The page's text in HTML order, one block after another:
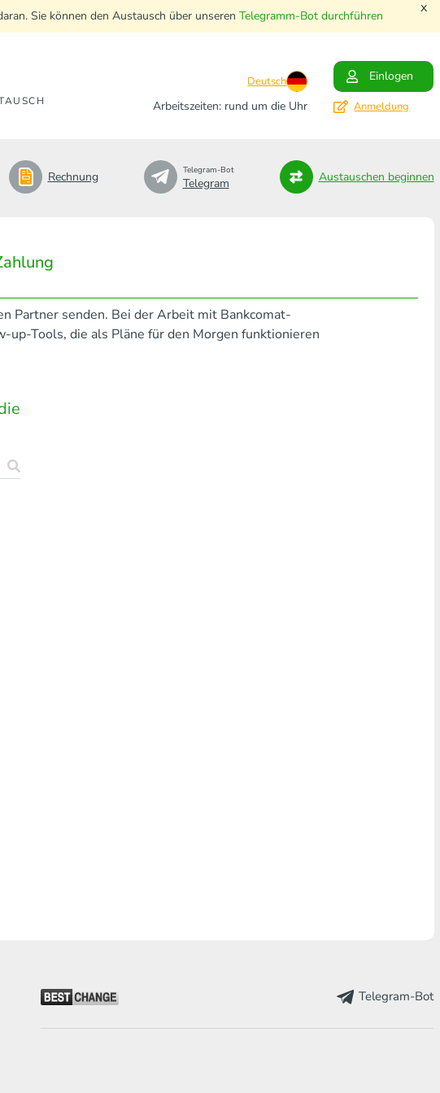
Sie können den Austausch über unseren Telegramm-Bot durchführen x
Deutsch
Einlogen
Arbeitszeiten: rund um die Uhr
Anmeldung
Rechnung Telegram-Bot
Telegram Austauschen beginnen
Partner senden. Bei der Arbeit mit Bankcomat-
Tools, die als Pläne für den Morgen funktionieren
Telegram-Bot